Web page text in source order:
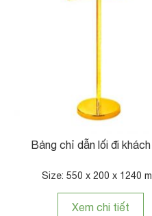
Bảng chỉ dẫn lối đi
Size: 550 x 200 x 1240
Xem chi tiết